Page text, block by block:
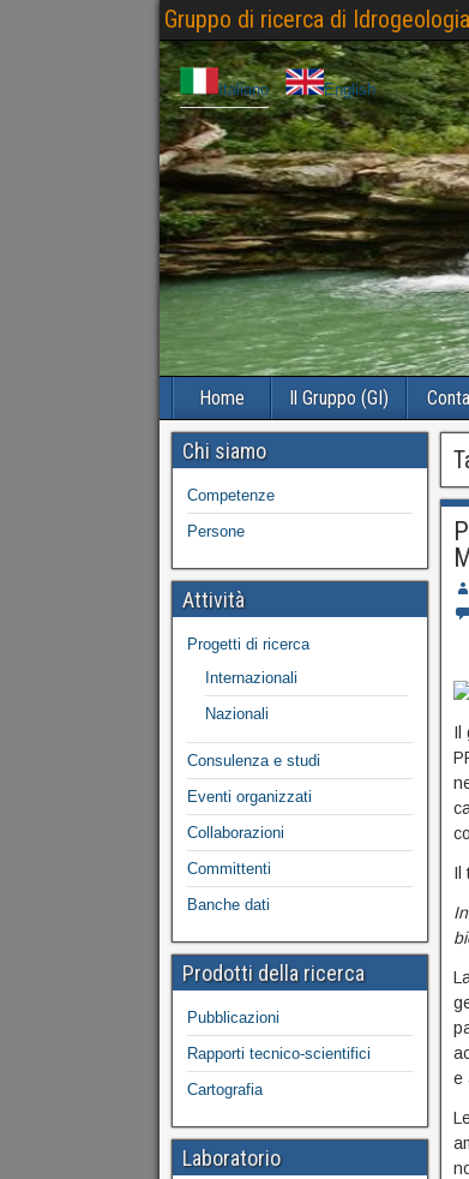
Gruppo di ricerca di
Italiano English
Home Il Gruppo (GI)
Il
Il
e
Chi siamo
Competenze
Persone
Attività
Progetti di ricerca
Internazionali
Nazionali
Consulenza e studi
Eventi organizzati
Collaborazioni
Committenti
Banche dati
Prodotti della ricerca
Pubblicazioni
Rapporti tecnico-scientifici
Cartografia
Laboratorio